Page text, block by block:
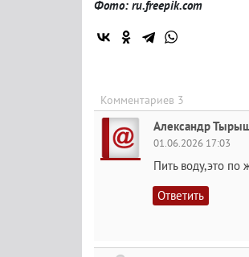
Фото: ru.freepik.com
Комментариев 3
Александр
01.06.2026 17:03
Пить воду,это по
Ответить